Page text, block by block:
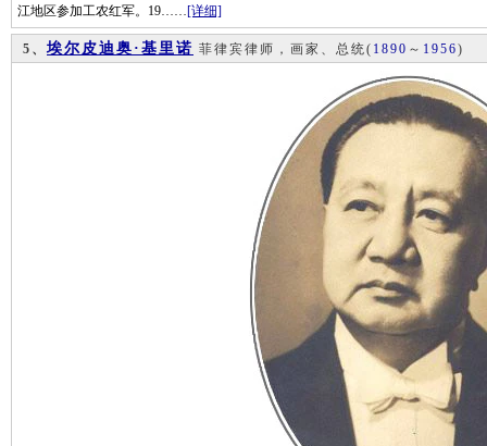
江地区参加工农红军。19……[详细]
5、 埃尔皮迪奥·基里诺 菲律宾律师，画家、总统( 1890 ～ 1956)